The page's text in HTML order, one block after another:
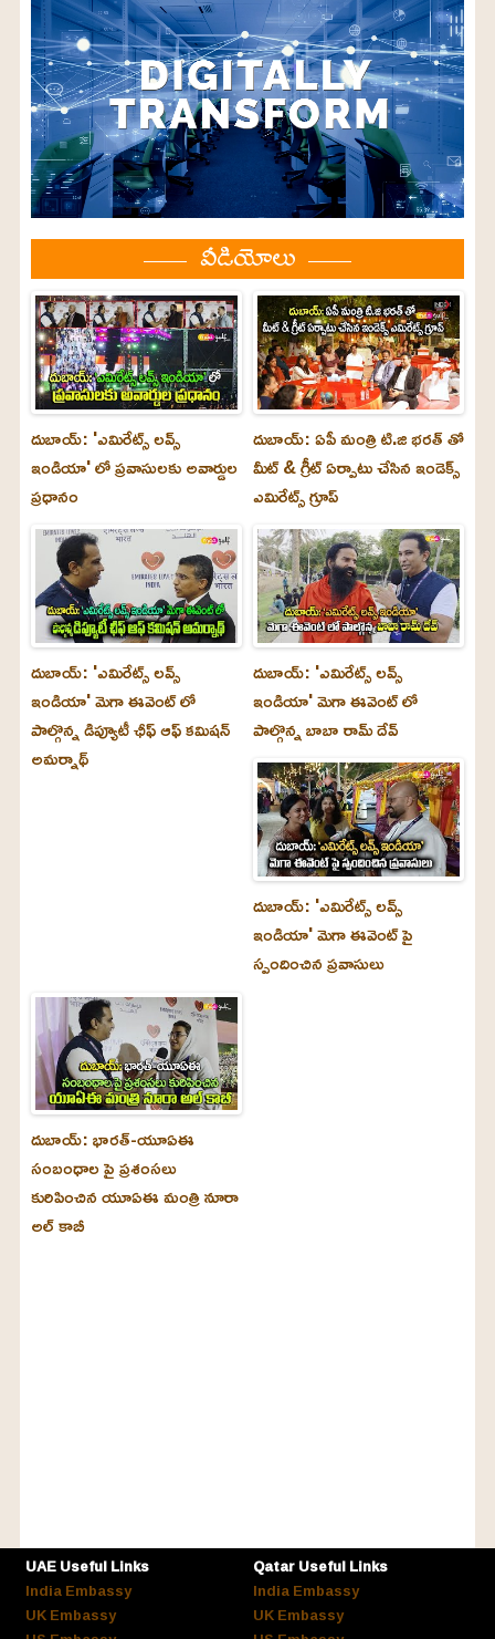
వీడియోలు
దుబాయ్: 'ఎమిరేట్స్ లవ్స్
ఇండియా' లో ప్రవాసులకు అవార్డుల
ప్రధానం
దుబాయ్: ఏపీ మంత్రి టి.జి భరత్ తో
మీట్ & గ్రీట్ ఏర్పాటు చేసిన ఇండెక్స్
ఎమిరేట్స్ గ్రూప్
దుబాయ్‌: 'ఎమిరేట్స్ లవ్స్
ఇండియా' మెగా ఈవెంట్ లో
పాల్గొన్న డిప్యూటీ ఛీఫ్ ఆఫ్ కమిషన్
అమర్నాథ్
దుబాయ్‌: 'ఎమిరేట్స్ లవ్స్
ఇండియా' మెగా ఈవెంట్ లో
పాల్గొన్న బాబా రామ్ దేవ్
దుబాయ్‌: 'ఎమిరేట్స్ లవ్స్
ఇండియా' మెగా ఈవెంట్ పై
స్పందించిన ప్రవాసులు
దుబాయ్‌: భారత్-యూఏఈ
సంబంధాల పై ప్రశంసలు
కురిపించిన యూఏఈ మంత్రి నూరా
అల్‌ కాబీ
UAE Useful Links
India Embassy
UK Embassy
Qatar Useful Links
India Embassy
UK Embassy